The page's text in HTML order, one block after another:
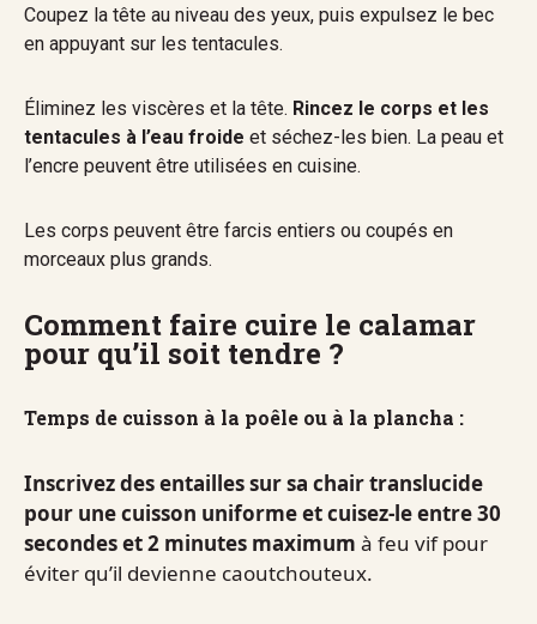
Coupez la tête au niveau des yeux, puis expulsez le bec
en appuyant sur les tentacules.
Éliminez les viscères et la tête. Rincez le corps et les
tentacules à l’eau froide et séchez-les bien. La peau et
l’encre peuvent être utilisées en cuisine.
Les corps peuvent être farcis entiers ou coupés en
morceaux plus grands.
Comment faire cuire le calamar
pour qu’il soit tendre ?
Temps de cuisson à la poêle ou à la plancha :
Inscrivez des entailles sur sa chair translucide
pour une cuisson uniforme et cuisez-le entre 30
secondes et 2 minutes maximum à feu vif pour
éviter qu’il devienne caoutchouteux.